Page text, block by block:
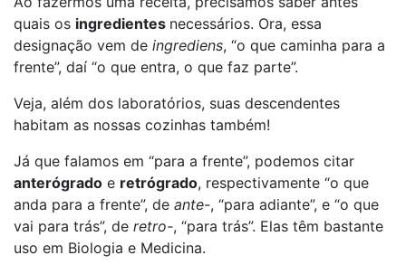
quais os ingredientes necessários. Ora, essa
designação vem de ingrediens, “o que caminha para a
frente”, daí “o que entra, o que faz parte”.
Veja, além dos laboratórios, suas descendentes
habitam as nossas cozinhas também!
Já que falamos em “para a frente”, podemos citar
anterógrado e retrógrado, respectivamente “o que
anda para a frente”, de ante-, “para adiante”, e “o que
vai para trás”, de retro-, “para trás”. Elas têm bastante
uso em Biologia e Medicina.